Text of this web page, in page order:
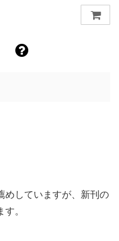
めしていますが、新刊の
。